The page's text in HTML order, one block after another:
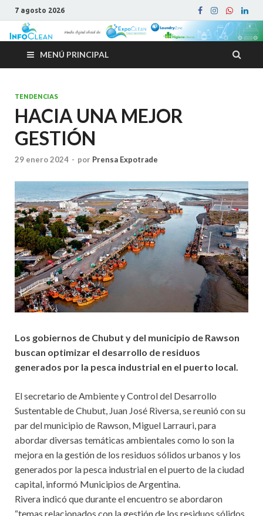
7 agosto 2026
MENÚ PRINCIPAL
TENDENCIAS
HACIA UNA MEJOR
GESTIÓN
29 enero 2024 - por Prensa Expotrade
Los gobiernos de Chubut y del municipio de Rawson
buscan optimizar el desarrollo de residuos
generados por la pesca industrial en el puerto local.
El secretario de Ambiente y Control del Desarrollo
Sustentable de Chubut, Juan José Riversa, se reunió con su
par del municipio de Rawson, Miguel Larrauri, para
abordar diversas temáticas ambientales como lo son la
mejora en la gestión de los residuos sólidos urbanos y los
generados por la pesca industrial en el puerto de la ciudad
capital, informó Municipios de Argentina.
Rivera indicó que durante el encuentro se abordaron
“temas relacionados con la gestión de los residuos sólidos